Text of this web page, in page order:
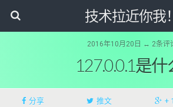
技术拉近你我！
2016年10月20日 ↔ 2条评
127.0.0.1是什
分享 推文 + 1